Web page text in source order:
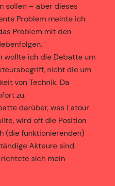
sollen – aber dieses
Problem meinte ich
Problem mit den
wollte ich die Debatte um
nicht die um
von Technik. Da
zu.
darüber, was Latour
wird oft die Position
(die funktionierenden)
Akteure sind.
sich mein